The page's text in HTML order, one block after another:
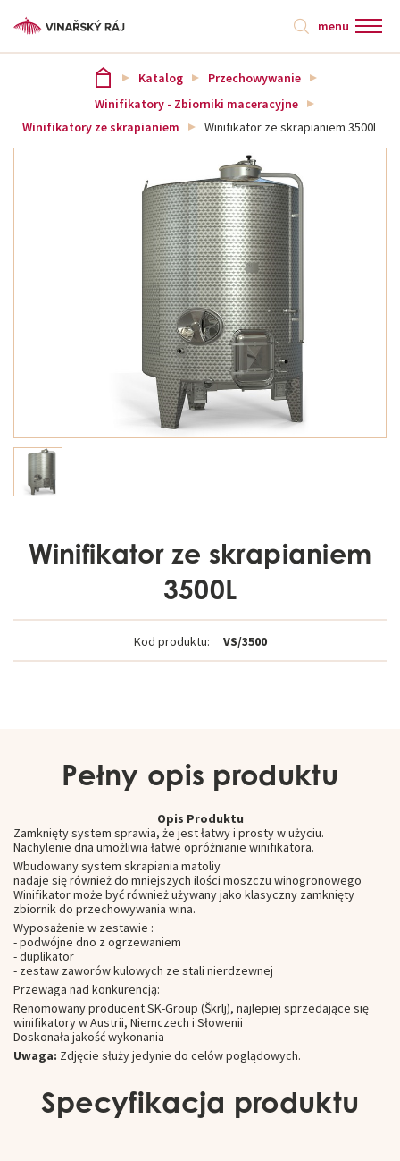
menu
Katalog
Przechowywanie
Winifikatory - Zbiorniki maceracyjne
Winifikatory ze skrapianiem
Winifikator ze skrapianiem 3500L
Winifikator ze skrapianiem
3500L
Kod produktu: VS/3500
Pełny opis produktu
Opis Produktu
Zamknięty system sprawia, że jest łatwy i prosty w użyciu.
Nachylenie dna umożliwia łatwe opróżnianie winifikatora.
Wbudowany system skrapiania matoliy
nadaje się również do mniejszych ilości moszczu winogronowego
Winifikator może być również używany jako klasyczny zamknięty
zbiornik do przechowywania wina.
Wyposażenie w zestawie :
- podwójne dno z ogrzewaniem
- duplikator
- zestaw zaworów kulowych ze stali nierdzewnej
Przewaga nad konkurencją:
Renomowany producent SK-Group (Škrlj), najlepiej sprzedające się
winifikatory w Austrii, Niemczech i Słowenii
Doskonała jakość wykonania
Uwaga: Zdjęcie służy jedynie do celów poglądowych.
Specyfikacja produktu